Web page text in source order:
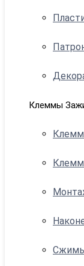
Клеммы